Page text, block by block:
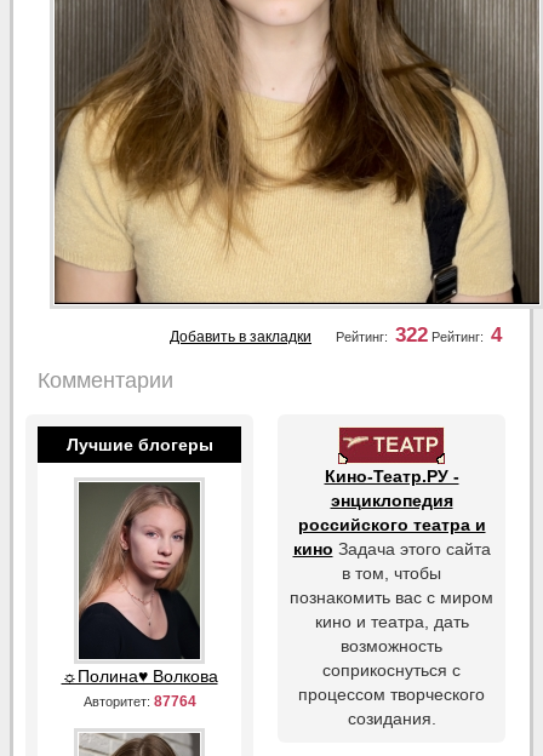
Рейтинг: 4
Рейтинг: 322
Добавить в закладки
Комментарии
Лучшие блогеры
☼Полина♥ Волкова
Авторитет: 87764
Кино-Театр.РУ -
энциклопедия
российского театра и
кино Задача этого сайта
в том, чтобы
познакомить вас с миром
кино и театра, дать
возможность
соприкоснуться с
процессом творческого
созидания.